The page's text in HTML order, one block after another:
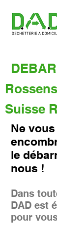
Suisse
Ne
le
nous !
Dans
DAD est
pour